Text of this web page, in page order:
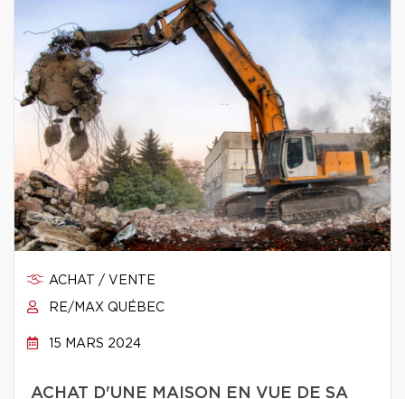
ACHAT / VENTE
RE/MAX QUÉBEC
15 MARS 2024
ACHAT D'UNE MAISON EN VUE DE SA